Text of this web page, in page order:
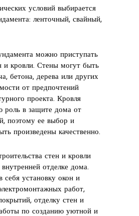
условий выбирается
ленточный, свайный,
можно приступать
и кровли. Стены могут быть
бетона, дерева или других
от предпочтений
проекта. Кровля
роль в защите дома от
поэтому ее выбор и
произведены качественно.
стен и кровли
отделке дома.
себя установку окон и
работ,
отделку стен и
по созданию уютной и